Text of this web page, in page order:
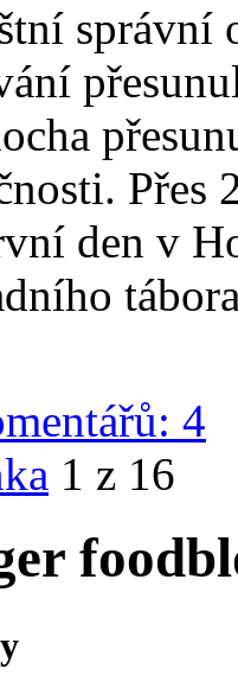
správní
Přes
den v
4
1 z 16